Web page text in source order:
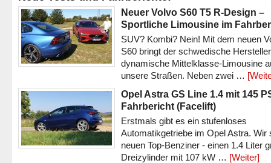
Neuer Volvo S60 T5 R-Design –
Sportliche Limousine im
SUV? Kombi? Nein! Mit dem neuen
S60 bringt der schwedische
dynamische Mittelklasse-Limousine
unsere Straßen. Neben zwei …
Opel Astra GS Line 1.4 mit 145
Fahrbericht (Facelift)
Erstmals gibt es ein stufenloses
Automatikgetriebe im Opel Astra. Wir
neuen Top-Benziner - einen 1.4 Liter
Dreizylinder mit 107 kW … [Weiter]